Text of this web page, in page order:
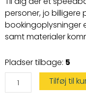
personer, jo billigere
bookingoplysninger
samt materialer
Pladser tilbage: 5
Vandscootercertifikat
kun
den
prøve Tilføj til